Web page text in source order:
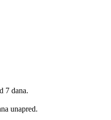
7 dana.
unapred.